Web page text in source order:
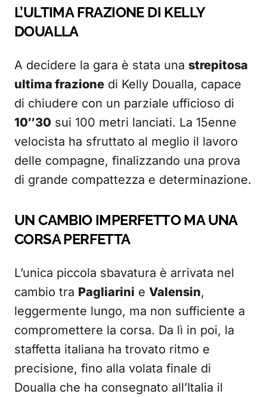
L’ULTIMA FRAZIONE DI KELLY
DOUALLA
A decidere la gara è stata una strepitosa
ultima frazione di Kelly Doualla, capace
di chiudere con un parziale ufficioso di
10″30 sui 100 metri lanciati. La 15enne
velocista ha sfruttato al meglio il lavoro
delle compagne, finalizzando una prova
di grande compattezza e determinazione.
UN CAMBIO IMPERFETTO MA UNA
CORSA PERFETTA
L’unica piccola sbavatura è arrivata nel
cambio tra Pagliarini e Valensin,
leggermente lungo, ma non sufficiente a
compromettere la corsa. Da lì in poi, la
staffetta italiana ha trovato ritmo e
precisione, fino alla volata finale di
Doualla che ha consegnato all’Italia il